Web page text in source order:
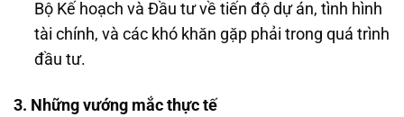
Bộ Kế hoạch và Đầu tư về tiến độ dự án, tình hình
tài chính, và các khó khăn gặp phải trong quá trình
đầu tư.
3. Những vướng mắc thực tế